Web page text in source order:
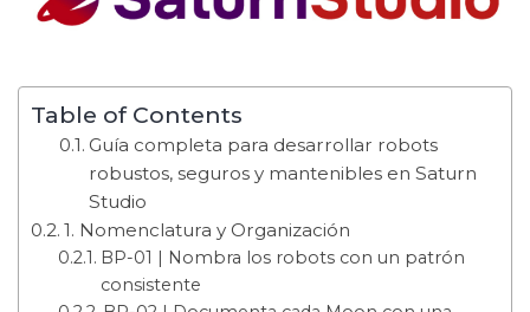
Table of Contents
Guía completa para desarrollar robots
robustos, seguros y mantenibles en Saturn
Studio
1. Nomenclatura y Organización
BP-01 | Nombra los robots con un patrón
consistente